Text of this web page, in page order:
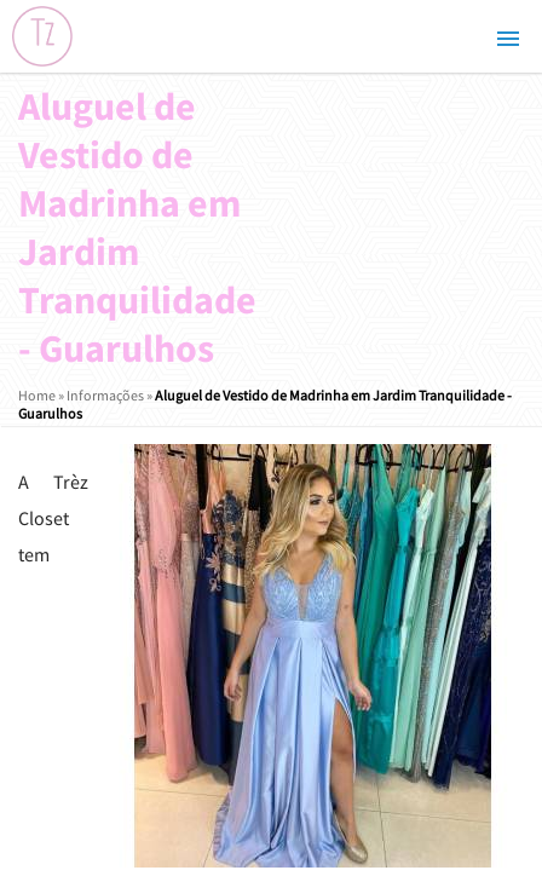
Aluguel de
Vestido de
Madrinha em
Jardim
Tranquilidade
- Guarulhos
Home » Informações »Aluguel de Vestido de Madrinha em Jardim Tranquilidade -
Guarulhos
A Trèz
Closet
tem